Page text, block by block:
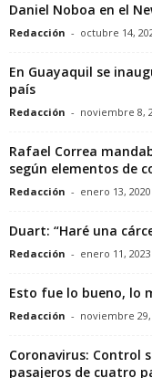
Daniel Noboa en el
Redacción - octubre 14,
En Guayaquil se
país
Redacción - noviembre 8,
Rafael Correa
según elementos de
Redacción - enero 13, 2020
Duart: “Haré una
Redacción - enero 11, 2023
Esto fue lo bueno, lo
Redacción - noviembre 29,
Coronavirus: Control
pasajeros de cuatro